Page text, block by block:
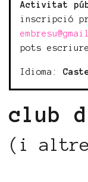
Activitat
inscripció
pots
Idioma:
club
(i